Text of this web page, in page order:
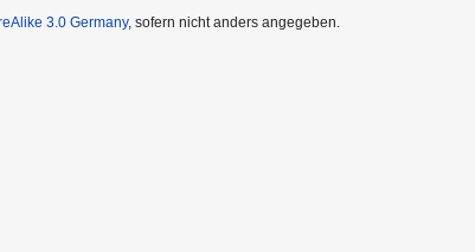
3.0 Germany, sofern nicht anders angegeben.